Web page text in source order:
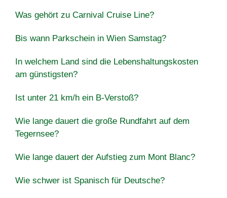
Was gehört zu Carnival Cruise Line?
Bis wann Parkschein in Wien Samstag?
In welchem Land sind die Lebenshaltungskosten
am günstigsten?
Ist unter 21 km/h ein B-Verstoß?
Wie lange dauert die große Rundfahrt auf dem
Tegernsee?
Wie lange dauert der Aufstieg zum Mont Blanc?
Wie schwer ist Spanisch für Deutsche?